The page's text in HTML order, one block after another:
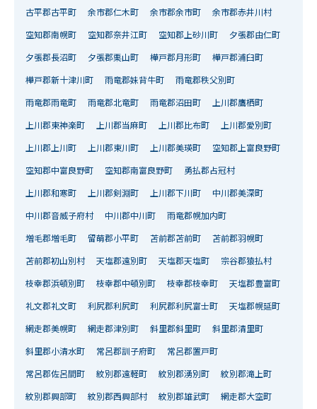
古平郡古平町 余市郡仁木町 余市郡余市町 余市郡赤井川村
空知郡南幌町 空知郡奈井江町 空知郡上砂川町 夕張郡由仁町
夕張郡長沼町 夕張郡栗山町 樺戸郡月形町 樺戸郡浦臼町
樺戸郡新十津川町 雨竜郡妹背牛町 雨竜郡秩父別町
雨竜郡雨竜町 雨竜郡北竜町 雨竜郡沼田町 上川郡鷹栖町
上川郡東神楽町 上川郡当麻町 上川郡比布町 上川郡愛別町
上川郡上川町 上川郡東川町 上川郡美瑛町 空知郡上富良野町
空知郡中富良野町 空知郡南富良野町 勇払郡占冠村
上川郡和寒町 上川郡剣淵町 上川郡下川町 中川郡美深町
中川郡音威子府村 中川郡中川町 雨竜郡幌加内町
増毛郡増毛町 留萌郡小平町 苫前郡苫前町 苫前郡羽幌町
苫前郡初山別村 天塩郡遠別町 天塩郡天塩町 宗谷郡猿払村
枝幸郡浜頓別町 枝幸郡中頓別町 枝幸郡枝幸町 天塩郡豊富町
礼文郡礼文町 利尻郡利尻町 利尻郡利尻富士町 天塩郡幌延町
網走郡美幌町 網走郡津別町 斜里郡斜里町 斜里郡清里町
斜里郡小清水町 常呂郡訓子府町 常呂郡置戸町
常呂郡佐呂間町 紋別郡遠軽町 紋別郡湧別町 紋別郡滝上町
紋別郡興部町 紋別郡西興部村 紋別郡雄武町 網走郡大空町